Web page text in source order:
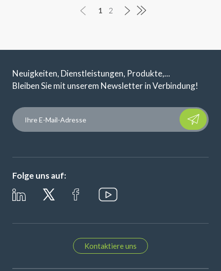
1 2
Neuigkeiten, Dienstleistungen, Produkte,...
Bleiben Sie mit unserem Newsletter in Verbindung!
Please
Folge uns auf:
Kontaktiere uns